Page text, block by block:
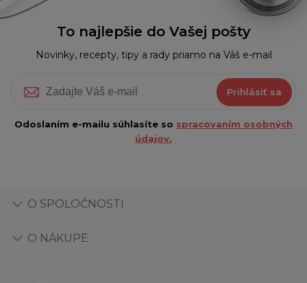
To najlepšie do Vašej pošty
Novinky, recepty, tipy a rady priamo na Váš e-mail
Prihlásiť sa
Odoslaním e-mailu súhlasíte so spracovaním osobných
údajov.
O SPOLOČNOSTI
O NÁKUPE